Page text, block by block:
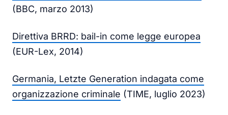
(BBC, marzo 2013)
Direttiva BRRD: bail-in come legge europea
(EUR-Lex, 2014)
Germania, Letzte Generation indagata come
organizzazione criminale (TIME, luglio 2023)